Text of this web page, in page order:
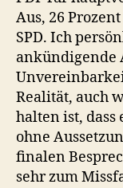
Aus, 26
SPD. Ich
ankündigende
Realität, auch
halten ist, dass
ohne
finalen
sehr zum